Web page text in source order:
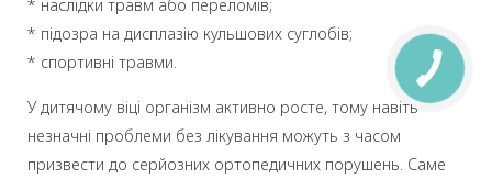
* наслідки травм або переломів;
* підозра на дисплазію кульшових суглобів;
* спортивні травми.
У дитячому віці організм активно росте, тому навіть
незначні проблеми без лікування можуть з часом
призвести до серйозних ортопедичних порушень. Саме